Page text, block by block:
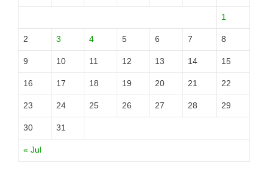
« Jul
1
2 3 4 5 6 7 8
9 10 11 12 13 14 15
16 17 18 19 20 21 22
23 24 25 26 27 28 29
30 31